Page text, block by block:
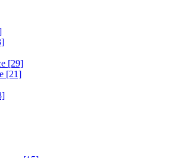
[29]
[21]